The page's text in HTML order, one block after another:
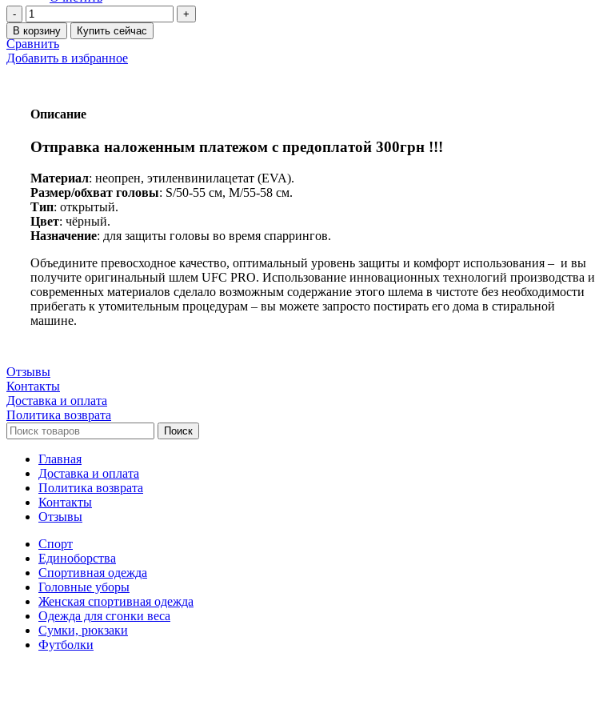
Количество
товара
Шлем
боксерский
В корзину Купить сейчас
Сравнить
Добавить в избранное
Описание
Отправка наложенным платежом с предоплатой 300грн !!!
Материал: неопрен, этиленвинилацетат (EVA).
Размер/обхват головы: S/50-55 см, M/55-58 см.
Тип: открытый.
Цвет: чёрный.
Назначение: для защиты головы во время спаррингов.
Объедините превосходное качество, оптимальный уровень защиты и комфорт использования – и вы
получите оригинальный шлем UFC PRO. Использование инновационных технологий производства и
современных материалов сделало возможным содержание этого шлема в чистоте без необходимости
прибегать к утомительным процедурам – вы можете запросто постирать его дома в стиральной
машине.
Отзывы
Контакты
Доставка и оплата
Политика возврата
Поиск
Главная
Доставка и оплата
Политика возврата
Контакты
Отзывы
Спорт
Единоборства
Cпортивная одежда
Головные уборы
Женская спортивная одежда
Одежда для сгонки веса
Сумки, рюкзаки
Футболки